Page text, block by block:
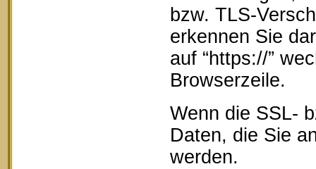
bzw. TLS-
erkennen Sie
auf “https://”
Browserzeile.
Wenn die SSL-
Daten, die Sie
werden.